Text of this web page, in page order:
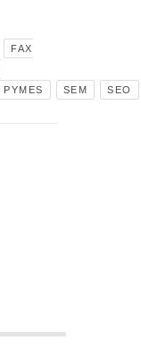
FAX
PYMES SEM SEO